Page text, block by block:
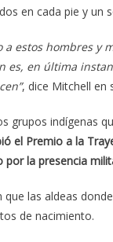
en cada pie y un
estos hombres y
es, en última
, dice Mitchell en
grupos indígenas
el Premio a la
la presencia
las aldeas
de nacimiento.